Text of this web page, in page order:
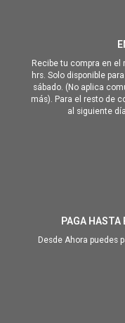
Recibe tu compra en el
hrs. Solo disponible
sábado. (No aplica
más). Para el resto de
al siguiente
PAGA HASTA
Desde Ahora puedes